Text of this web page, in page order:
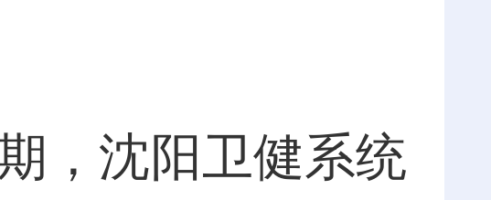
，沈阳卫健系统